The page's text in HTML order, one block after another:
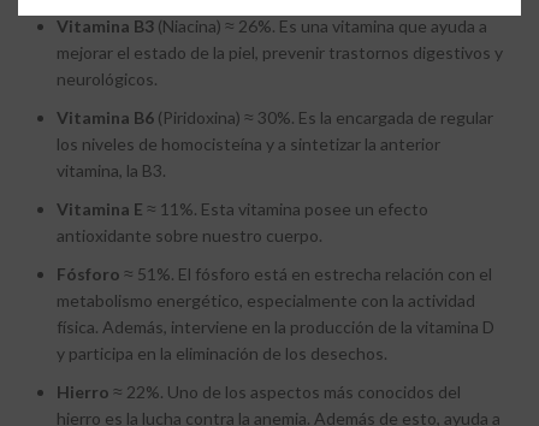
Vitamina B3 (Niacina) ≈ 26%. Es una vitamina que ayuda a
mejorar el estado de la piel, prevenir trastornos digestivos y
neurológicos.
Vitamina B6 (Piridoxina) ≈ 30%. Es la encargada de regular
los niveles de homocisteína y a sintetizar la anterior
vitamina, la B3.
Vitamina E ≈ 11%. Esta vitamina posee un efecto
antioxidante sobre nuestro cuerpo.
Fósforo ≈ 51%. El fósforo está en estrecha relación con el
metabolismo energético, especialmente con la actividad
física. Además, interviene en la producción de la vitamina D
y participa en la eliminación de los desechos.
Hierro ≈ 22%. Uno de los aspectos más conocidos del
hierro es la lucha contra la anemia. Además de esto, ayuda a